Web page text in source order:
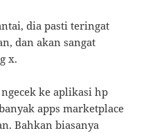
dia pasti teringat
dan akan sangat
x.
ke aplikasi hp
apps marketplace
Bahkan biasanya